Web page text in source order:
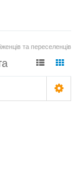
та переселенців